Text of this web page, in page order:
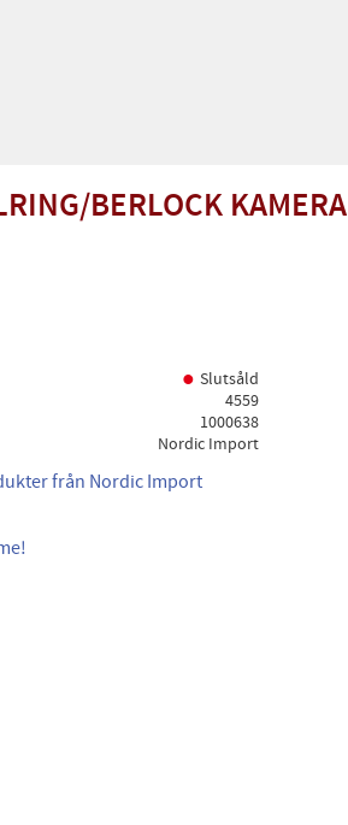
BERLOCK KAMERA
Slutsåld
4559
1000638
Nordic Import
från Nordic Import